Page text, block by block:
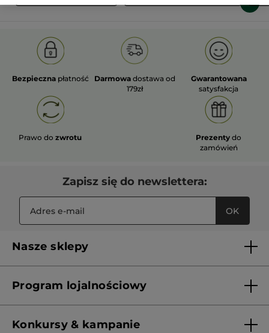
Bezpieczna płatność Darmowa dostawa od
179zł
Gwarantowana
satysfakcja
Prawo dozwrotu Prezenty do
zamówień
Zapisz się do newslettera:
OK
Nasze sklepy
Franczyza
Program lojalnościowy
Konkursy & kampanie